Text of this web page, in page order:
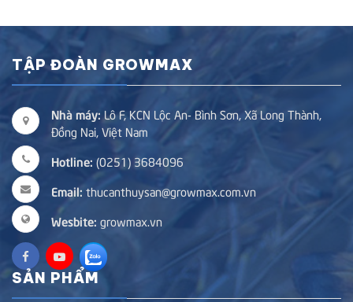
TẬP ĐOÀN GROWMAX
Nhà máy: Lô F, KCN Lộc An- Bình Sơn, Xã Long Thành,
Đồng Nai, Việt Nam
Hotline: (0251) 3684096
Email: thucanthuysan@growmax.com.vn
Wesbite: growmax.vn
SẢN PHẨM